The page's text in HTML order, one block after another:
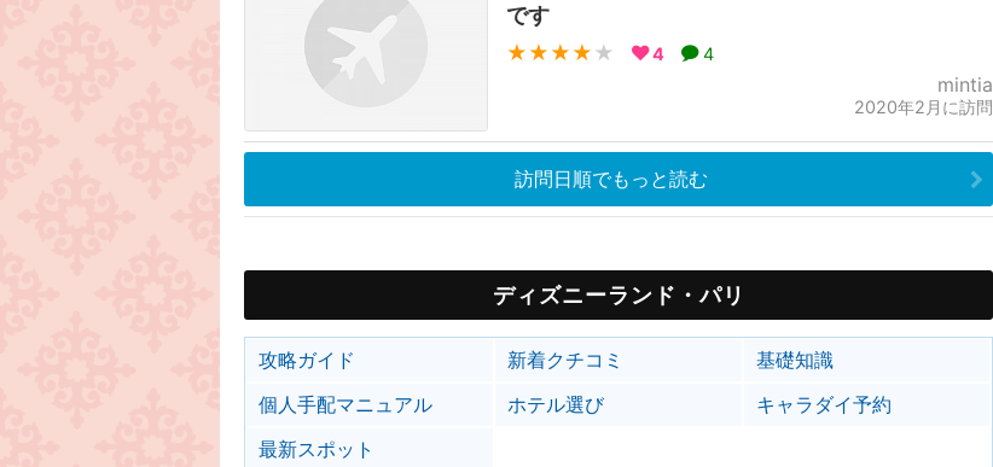
です
★★★★ ★ 4 4
mintia
2020年2月に訪問
訪問日順でもっと読む
ディズニーランド・パリ
攻略ガイド 新着クチコミ
基礎知識
個人手配マニュアル
ホテル選び
キャラダイ予約
最新スポット